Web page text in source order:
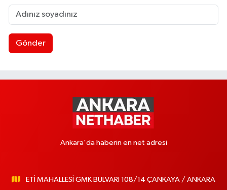
Gönder
Ankara'da haberin en net adresi
ETİ MAHALLESİ GMK BULVARI 108/14 ÇANKAYA / ANKARA